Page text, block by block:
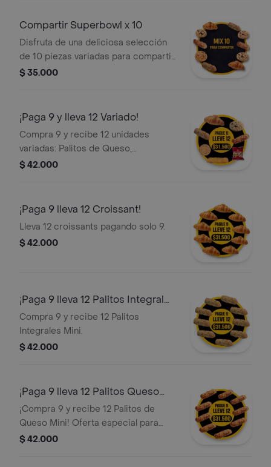
chocolate. ¡El contraste perfecto!.
Compartir Superbowl x 10
Disfruta de una deliciosa selección
de 10 piezas variadas para compartir
en familia o con amigos: Croissants,
todos.
$ 35.000
¡Paga 9 y lleva 12 Variado!
Compra 9 y recibe 12 unidades
variadas: Palitos de Queso,
Croissants y Galletas.
$ 42.000
¡Paga 9 lleva 12 Croissant!
Lleva 12 croissants pagando solo 9.
$ 42.000
¡Paga 9 lleva 12 Palitos Integral
Mini!
Compra 9 y recibe 12 Palitos
Integrales Mini.
$ 42.000
¡Paga 9 lleva 12 Palitos Queso
Mini!
¡Compra 9 y recibe 12 Palitos de
Queso Mini! Oferta especial para
disfrutar.
$ 42.000